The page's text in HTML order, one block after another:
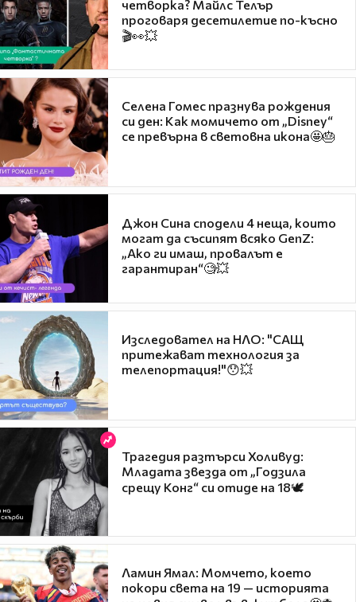
четворка? Майлс Телър
проговаря десетилетие по-късно
🎬👀💥
Селена Гомес празнува рождения
си ден: Как момичето от „Disney“
се превърна в световна икона🤩🎂
Джон Сина сподели 4 неща, които
могат да съсипят всяко GenZ:
„Ако ги имаш, провалът е
гарантиран“🧐💥
Изследовател на НЛО: "САЩ
притежават технология за
телепортация!"😯💥
Трагедия разтърси Холивуд:
Младата звезда от „Годзила
срещу Конг“ си отиде на 18🕊️
Ламин Ямал: Момчето, което
покори света на 19 — историята